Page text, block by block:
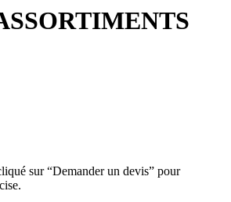
sur “Demander un devis” pour